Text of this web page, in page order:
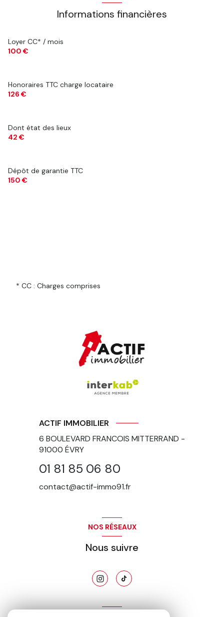
Informations financières
Loyer CC* / mois
100 €
Honoraires TTC charge locataire
126 €
Dont état des lieux
42 €
Dépôt de garantie TTC
150 €
* CC : Charges comprises
ACTIF IMMOBILIER
6 BOULEVARD FRANCOIS MITTERRAND -
91000 ÉVRY
01 81 85 06 80
contact@actif-immo91.fr
NOS RÉSEAUX
Nous suivre